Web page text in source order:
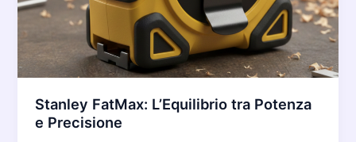
Stanley FatMax: L’Equilibrio tra Potenza
e Precisione